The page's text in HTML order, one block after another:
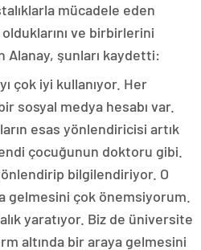
mücadele eden
ve birbirlerini
şunları kaydetti:
çok iyi kullanıyor. Her
sosyal medya hesabı var.
esas yönlendiricisi artık
çocuğunun doktoru gibi.
bilgilendiriyor. O
gelmesini çok önemsiyorum.
yaratıyor. Biz de üniversite
altında bir araya gelmesini